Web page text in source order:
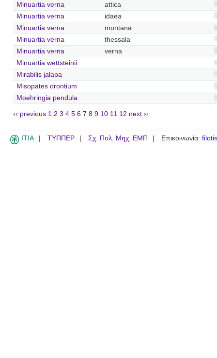
Minuartia verna
attica
Minuartia verna
idaea
Minuartia verna
montana
Minuartia verna
thessala
Minuartia verna
verna
Minuartia wettsteinii
Mirabilis jalapa
Misopates orontium
Moehringia pendula
‹‹ previous 1 2 3 4 5 6 7 8 9 10 11 12 next ››
ITIA ΤΥΠΠΕΡ Σχ. Πολ. Μηχ. ΕΜΠ Επικοινωνία: